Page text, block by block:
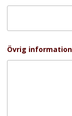
Övrig information